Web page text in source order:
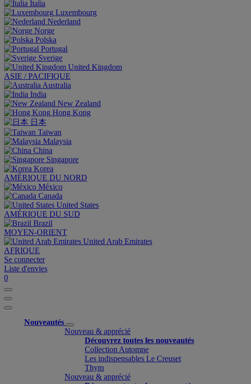
Italia
Luxembourg
Nederland
Norge
Polska
Portugal
Sverige
United Kingdom
ASIE / PACIFIQUE
Australia
India
New Zealand
Hong Kong
日本
Taiwan
Malaysia
China
Singapore
Korea
AMÉRIQUE DU NORD
México
Canada
United States
AMÉRIQUE DU SUD
Brazil
MOYEN-ORIENT
United Arab Emirates
AFRIQUE
Se connecter
Liste d'envies
0
Nouveautés
Nouveau & apprécié
Découvrez toutes les nouveautés
Collection Automne
Les indispensables Le Creuset
Thym
Nouveau & apprécié